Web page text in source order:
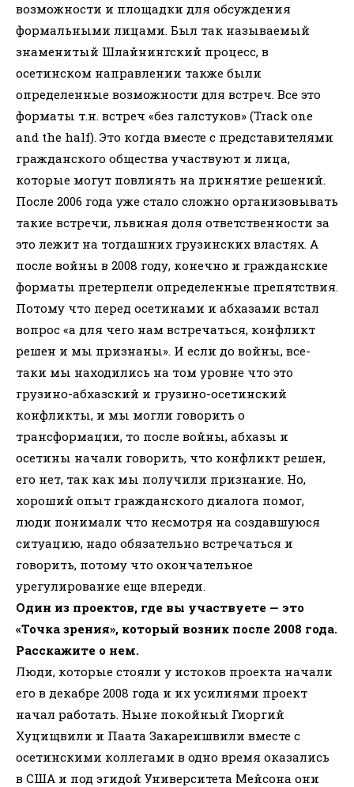
возможности и площадки для обсуждения
формальными лицами. Был так называемый
знаменитый Шлайнингский процесс, в
осетинском направлении также были
определенные возможности для встреч. Все это
форматы т.н. встреч «без галстуков» (Track one
and the half). Это когда вместе с представителями
гражданского общества участвуют и лица,
которые могут повлиять на принятие решений.
После 2006 года уже стало сложно организовывать
такие встречи, львиная доля ответственности за
это лежит на тогдашних грузинских властях. А
после войны в 2008 году, конечно и гражданские
форматы претерпели определенные препятствия.
Потому что перед осетинами и абхазами встал
вопрос «а для чего нам встречаться, конфликт
решен и мы признаны». И если до войны, все-
таки мы находились на том уровне что это
грузино-абхазский и грузино-осетинский
конфликты, и мы могли говорить о
трансформации, то после войны, абхазы и
осетины начали говорить, что конфликт решен,
его нет, так как мы получили признание. Но,
хороший опыт гражданского диалога помог,
люди понимали что несмотря на создавшуюся
ситуацию, надо обязательно встречаться и
говорить, потому что окончательное
урегулирование еще впереди.
Один из проектов, где вы участвуете — это
«Точка зрения», который возник после 2008 года.
Расскажите о нем.
Люди, которые стояли у истоков проекта начали
его в декабре 2008 года и их усилиями проект
начал работать. Ныне покойный Гиоргий
Хуцищвили и Паата Закареишвили вместе с
осетинскими коллегами в одно время оказались
в США и под эгидой Университета Мейсона они